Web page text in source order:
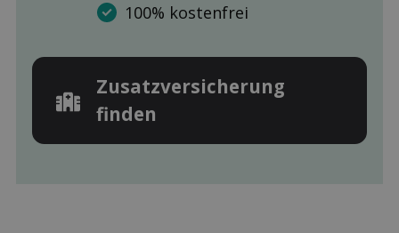
100% kostenfrei
Zusatz­versicherung
finden